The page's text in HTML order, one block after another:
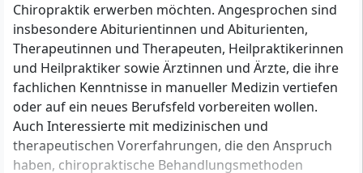
Chiropraktik erwerben möchten. Angesprochen sind
insbesondere Abiturientinnen und Abiturienten,
Therapeutinnen und Therapeuten, Heilpraktikerinnen
und Heilpraktiker sowie Ärztinnen und Ärzte, die ihre
fachlichen Kenntnisse in manueller Medizin vertiefen
oder auf ein neues Berufsfeld vorbereiten wollen.
Auch Interessierte mit medizinischen und
therapeutischen Vorerfahrungen, die den Anspruch
haben, chiropraktische Behandlungsmethoden